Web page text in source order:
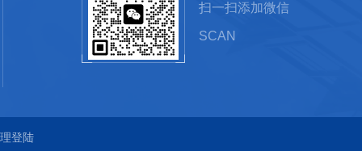
扫一扫添加微信
SCAN
登陆